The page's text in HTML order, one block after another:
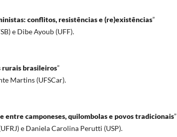
conflitos, resistências e (re)existências”
e Dibe Ayoub (UFF).
rurais brasileiros”
Martins (UFSCar).
entre camponeses, quilombolas e povos tradicionais”
e Daniela Carolina Perutti (USP).